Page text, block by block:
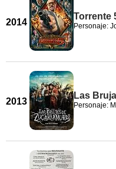
2014
Torrente
Personaje:
2013
Las
Personaje: